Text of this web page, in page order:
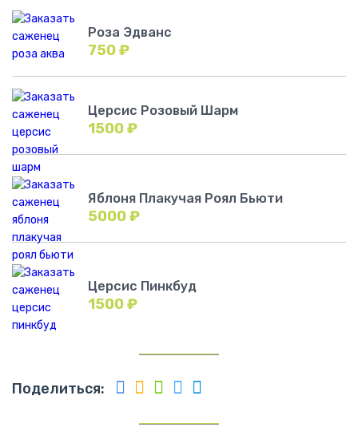
Роза Эдванс
750₽
Церсис Розовый Шарм
1500₽
Яблоня Плакучая Роял Бьюти
5000₽
Церсис Пинкбуд
1500₽
Поделиться: